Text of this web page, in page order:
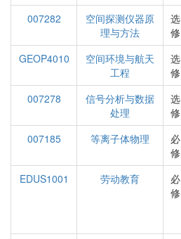
007282
空间探测仪器原
理与方法
选
修
GEOP4010
空间环境与航天
工程
选
修
007278
信号分析与数据
处理
选
修
007185
等离子体物理
必
修
EDUS1001
劳动教育
必
修